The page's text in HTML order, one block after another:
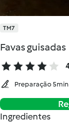
TM7
Favas guisadas
Preparação 5min
Ingredientes